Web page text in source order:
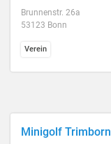
Brunnenstr. 26a
53123 Bonn
Verein
Minigolf Trimborn